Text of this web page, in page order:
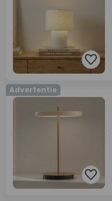
Advertentie